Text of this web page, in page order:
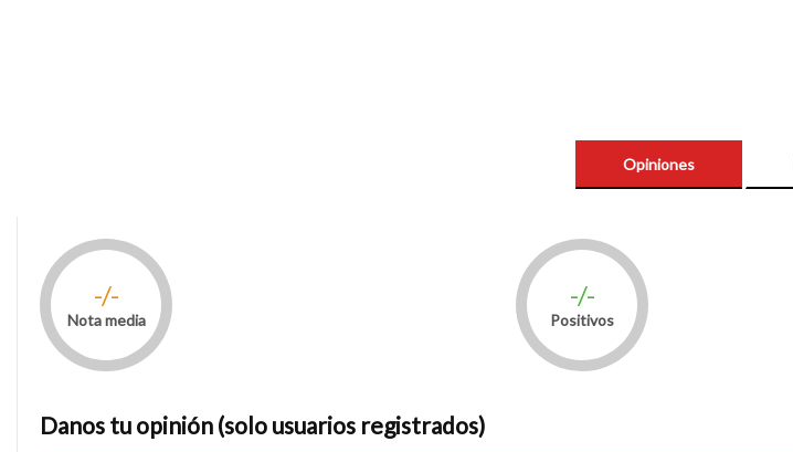
Opiniones
-/-
Nota media
-/-
Positivos
Danos tu opinión (solo usuarios registrados)